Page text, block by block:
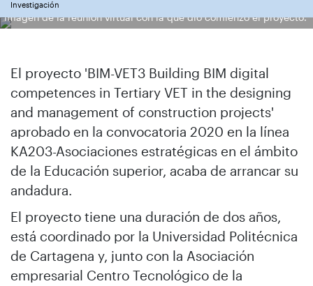
Investigación
Imagen de la reunión virtual con la que dio comienzo el proyecto.
El proyecto 'BIM-VET3 Building BIM digital
competences in Tertiary VET in the designing
and management of construction projects'
aprobado en la convocatoria 2020 en la línea
KA203-Asociaciones estratégicas en el ámbito
de la Educación superior, acaba de arrancar su
andadura.
El proyecto tiene una duración de dos años,
está coordinado por la Universidad Politécnica
de Cartagena y, junto con la Asociación
empresarial Centro Tecnológico de la